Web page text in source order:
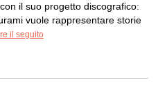
il suo progetto discografico:
vuole rappresentare storie
il seguito